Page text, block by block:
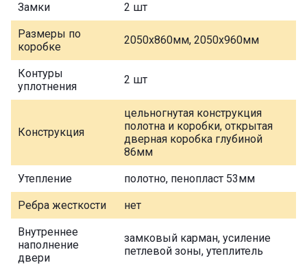
Замки 2 шт
Размеры по
коробке
2050х860мм, 2050х960мм
Контуры
уплотнения
2 шт
Конструкция
цельногнутая конструкция
полотна и коробки, открытая
дверная коробка глубиной
86мм
Утепление полотно, пенопласт 53мм
Ребра жесткости нет
Внутреннее
наполнение
двери
замковый карман, усиление
петлевой зоны, утеплитель